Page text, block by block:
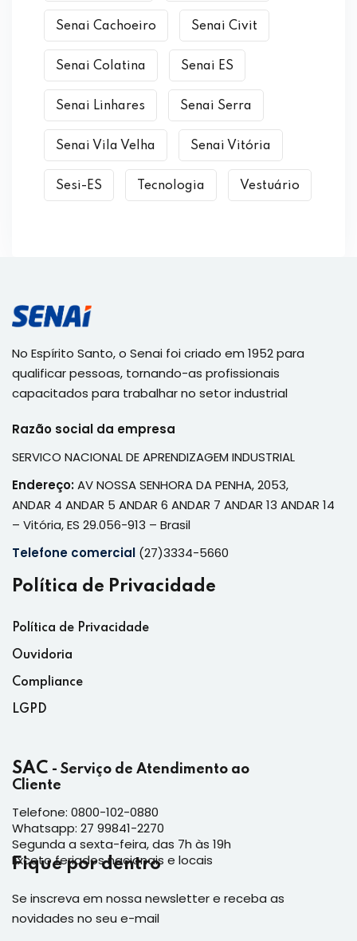
Senai Cachoeiro Senai Civit
Senai Colatina Senai ES
Senai Linhares Senai Serra
Senai Vila Velha Senai Vitória
Sesi-ES Tecnologia Vestuário
No Espírito Santo, o Senai foi criado em 1952 para
qualificar pessoas, tornando-as profissionais
capacitados para trabalhar no setor industrial
Razão social da empresa
SERVICO NACIONAL DE APRENDIZAGEM INDUSTRIAL
Endereço:AV NOSSA SENHORA DA PENHA, 2053,
ANDAR 4 ANDAR 5 ANDAR 6 ANDAR 7 ANDAR 13 ANDAR 14
– Vitória, ES 29.056-913 – Brasil
Telefone comercial (27)3334-5660
Política de Privacidade
Política de Privacidade
Ouvidoria
Compliance
LGPD
SAC - Serviço de Atendimento ao
Cliente
Telefone: 0800-102-0880
Whatsapp: 27 99841-2270
Segunda a sexta-feira, das 7h às 19h
Exceto feriados nacionais e locais
Fique por dentro
Se inscreva em nossa newsletter e receba as
novidades no seu e-mail